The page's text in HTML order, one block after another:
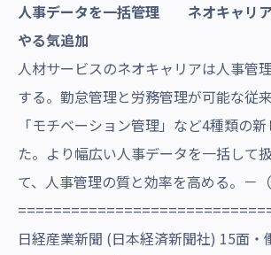
人事データを一括管理 ネオキャリア
やる気追加
人材サービスのネオキャリアは人事管
する。勤怠管理と労務管理が可能な従
「モチベーション管理」など4種類の
た。より幅広い人事データを一括して
て、人事管理の質と効率を高める。－（
日経産業新聞 (日本経済新聞社) 15面